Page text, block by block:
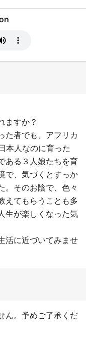
ますか？
た者でも、アフリカ
本人なのに育った
ある３人娘たちを育
で、気づくとすっか
。そのお陰で、色々
えてもらうことも多
生が楽しくなった気
活に近づいてみませ
ん。予めご了承くだ